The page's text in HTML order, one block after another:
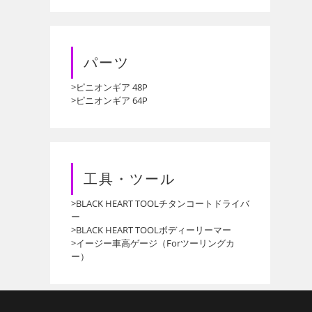
パーツ
>ピニオンギア 48P
>ピニオンギア 64P
工具・ツール
>BLACK HEART TOOLチタンコートドライバ
ー
>BLACK HEART TOOLボディーリーマー
>イージー車高ゲージ（Forツーリングカ
ー）